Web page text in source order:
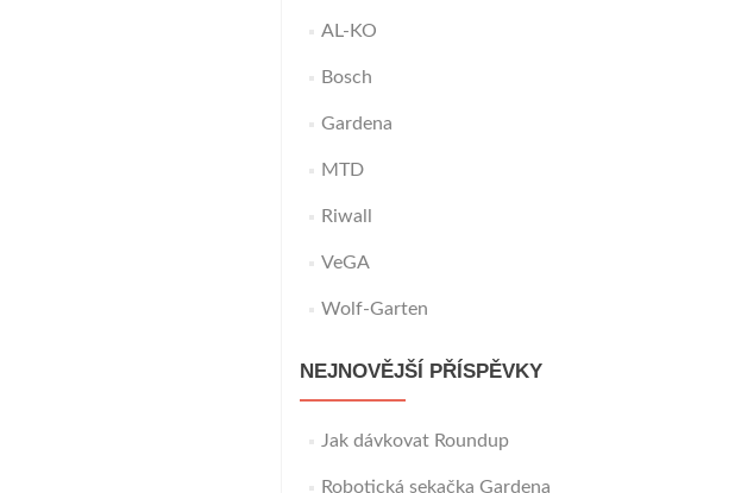
AL-KO
Bosch
Gardena
MTD
Riwall
VeGA
Wolf-Garten
NEJNOVĚJŠÍ PŘÍSPĚVKY
Jak dávkovat Roundup
Robotická sekačka Gardena